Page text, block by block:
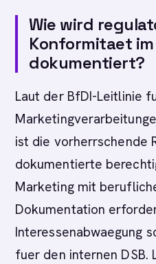
Wie wird
Konformitaet
dokumentiert?
Laut der BfDI-Leitlinie
ist die vorherrschende
dokumentierte
Marketing mit
Dokumentation
Interessenabwaegung
fuer den internen DSB.